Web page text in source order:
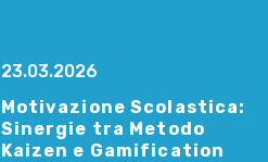
23.03.2026
Motivazione Scolastica:
Sinergie tra Metodo
Kaizen e Gamification